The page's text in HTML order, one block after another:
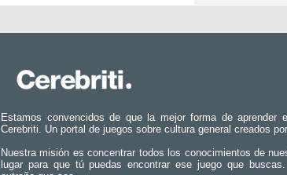
Estamos convencidos de que la mejor forma de aprender
Cerebriti. Un portal de juegos sobre cultura general creados
Nuestra misión es concentrar todos los conocimientos de
lugar para que tú puedas encontrar ese juego que